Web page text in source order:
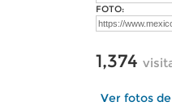
FOTO:
1,374
Ver fotos